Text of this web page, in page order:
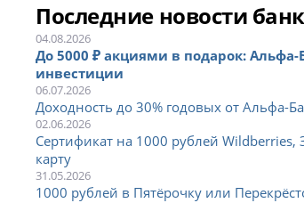
Последние новости
04.08.2026
До 5000 ₽ акциями в подарок:
инвестиции
06.07.2026
Доходность до 30% годовых от Альфа-
02.06.2026
Сертификат на 1000 рублей
карту
31.05.2026
1000 рублей в Пятёрочку или